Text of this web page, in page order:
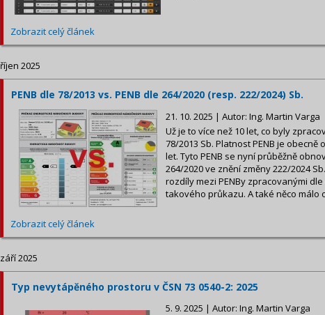
Zobrazit celý článek
říjen 2025
PENB dle 78/2013 vs. PENB dle 264/2020 (resp. 222/2024) Sb.
21. 10. 2025 | Autor: Ing. Martin Varga
Už je to více než 10 let, co byly
78/2013 Sb. Platnost PENB je
let. Tyto PENB se nyní průběžně
264/2020 ve znění změny 222/2024
rozdíly mezi PENBy zpracovanými
takového průkazu. A také něco málo
Zobrazit celý článek
září 2025
Typ nevytápěného prostoru v ČSN 73 0540-2: 2025
5. 9. 2025 | Autor: Ing. Martin Varga